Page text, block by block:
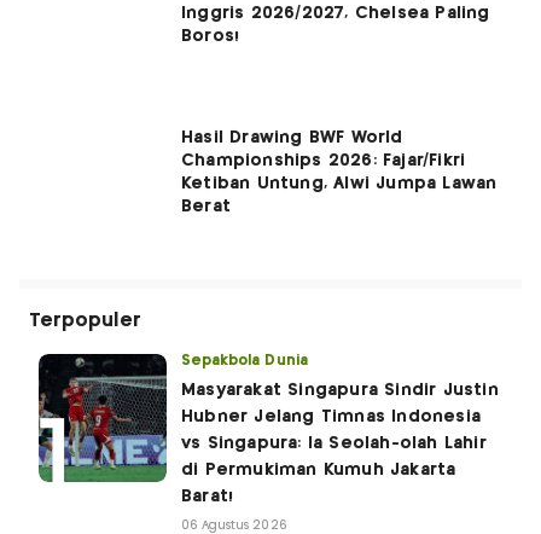
Inggris 2026/2027, Chelsea Paling
Boros!
Hasil Drawing BWF World
Championships 2026: Fajar/Fikri
Ketiban Untung, Alwi Jumpa Lawan
Berat
Terpopuler
Sepakbola Dunia
Masyarakat Singapura Sindir Justin
Hubner Jelang Timnas Indonesia
vs Singapura: Ia Seolah-olah Lahir
di Permukiman Kumuh Jakarta
Barat!
06 Agustus 2026